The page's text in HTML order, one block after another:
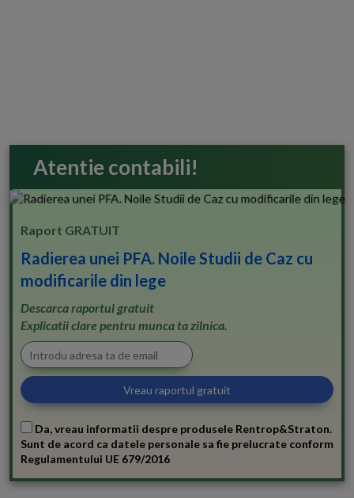
Atentie contabili!
Raport GRATUIT
Radierea unei PFA. Noile Studii de Caz cu
modificarile din lege
Descarca raportul gratuit
Explicatii clare pentru munca ta zilnica.
Da, vreau informatii despre produsele Rentrop&Straton.
Sunt de acord ca datele personale sa fie prelucrate conform
Regulamentului UE 679/2016